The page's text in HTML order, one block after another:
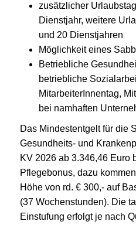
zusätzlicher
Dienstjahr, weitere
und 20 Dienstjahren
Möglichkeit eines
Betriebliche
betriebliche
MitarbeiterInnentag,
bei namhaften
Das Mindestentgelt für die
Gesundheits- und
KV 2026 ab 3.346,46 Euro
Pflegebonus, dazu
Höhe von rd. € 300,- auf
(37 Wochenstunden). Die
Einstufung erfolgt je nach